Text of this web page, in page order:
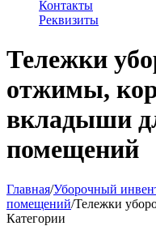
Контакты
Реквизиты
Тележки
отжимы,
вкладыши
помещений
Главная/Уборочный
помещений/Тележки
Категории